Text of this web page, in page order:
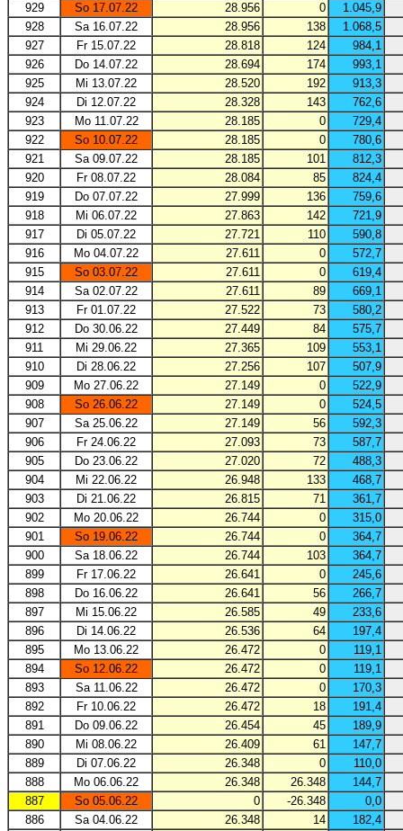
929
So 17.07.22 28.956 0
1.045,9
928
Sa 16.07.22 28.956 138
1.068,5
927
Fr 15.07.22 28.818 124
984,1
926
Do 14.07.22 28.694 174
993,1
925
Mi 13.07.22 28.520 192
913,3
924
Di 12.07.22 28.328 143
762,6
923
Mo 11.07.22 28.185 0
729,4
922
So 10.07.22 28.185 0
780,6
921
Sa 09.07.22 28.185 101
812,3
920
Fr 08.07.22 28.084 85
824,4
919
Do 07.07.22 27.999 136
759,6
918
Mi 06.07.22 27.863 142
721,9
917
Di 05.07.22 27.721 110
590,8
916
Mo 04.07.22 27.611 0
572,7
915
So 03.07.22 27.611 0
619,4
914
Sa 02.07.22 27.611 89
669,1
913
Fr 01.07.22 27.522 73
580,2
912
Do 30.06.22 27.449 84
575,7
911
Mi 29.06.22 27.365 109
553,1
910
Di 28.06.22 27.256 107
507,9
909
Mo 27.06.22 27.149 0
522,9
908
So 26.06.22 27.149 0
524,5
907
Sa 25.06.22 27.149 56
592,3
906
Fr 24.06.22 27.093 73
587,7
905
Do 23.06.22 27.020 72
488,3
904
Mi 22.06.22 26.948 133
468,7
903
Di 21.06.22 26.815 71
361,7
902
Mo 20.06.22 26.744 0
315,0
901
So 19.06.22 26.744 0
364,7
900
Sa 18.06.22 26.744 103
364,7
899
Fr 17.06.22 26.641 0
245,6
898
Do 16.06.22 26.641 56
266,7
897
Mi 15.06.22 26.585 49
233,6
896
Di 14.06.22 26.536 64
197,4
895
Mo 13.06.22 26.472 0
119,1
894
So 12.06.22 26.472 0
119,1
893
Sa 11.06.22 26.472 0
170,3
892
Fr 10.06.22 26.472 18
191,4
891
Do 09.06.22 26.454 45
189,9
890
Mi 08.06.22 26.409 61
147,7
889
Di 07.06.22 26.348 0
110,0
888
Mo 06.06.22 26.348 26.348
144,7
887
So 05.06.22 0 -26.348
0,0
886
Sa 04.06.22 26.348 14
182,4